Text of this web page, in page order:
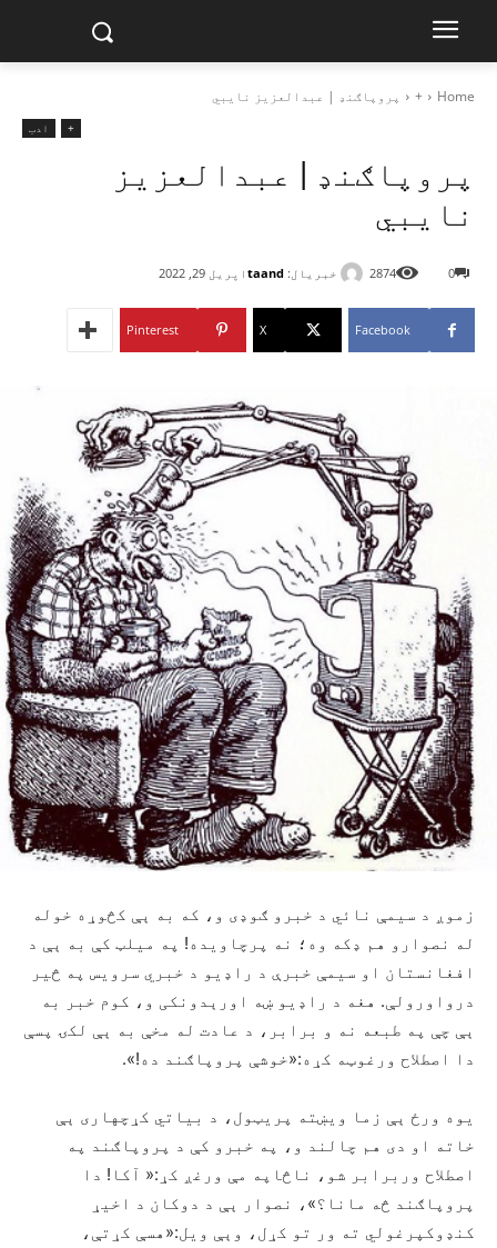
Home
+ پروپاګنډ | عبدالعزیز نایبي
+ ادب
پروپاګنډ | عبدالعزیز
نایبي
خبریال: taand اپریل 29, 2022 0
2874
Facebook
X
Pinterest
زموږ د سیمې نائي د خبرو ګوډی و، که به ېې کڅوړه خوله
له نصوارو هم ډکه وه؛ نه پرچاویده! په میلټ کې به ېې د
افغانستان او سیمې خبرې د راډیو د خبري سرویس په څیر
درواورولې. هغه د راډیو ښه اورېدونکی و، کوم خبر به
ېې چې په طبعه نه و برابر، د عادت له مخې به ېې لکۍ پسې
دا اصطلاح ورغوټه کړه:«خوشې پروپاګند ده!».
یوه ورځ ېې زما ویښته پریټول، د بیاتي کړچهاری ېې
خاته او دی هم چالند و، په خبرو کې د پروپاګند په
اصطلاح وربرابر شو، ناڅاپه مې ورغږ کړ:« آکا! دا
پروپاګند څه مانا؟»، نصوار ېې د دوکان د اخیړ
کنډوکپرغولي ته ور تو کړل، وېې ویل:«هسې کړتې،